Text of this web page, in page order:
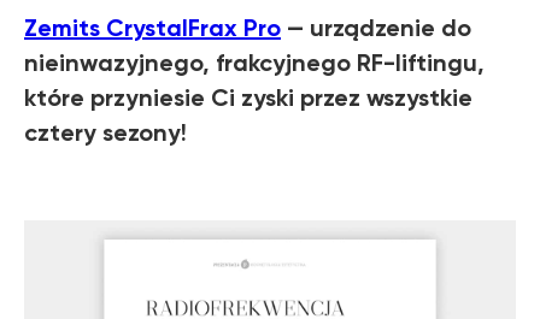
Zemits CrystalFrax Pro — urządzenie do
nieinwazyjnego, frakcyjnego RF-liftingu,
które przyniesie Ci zyski przez wszystkie
cztery sezony!